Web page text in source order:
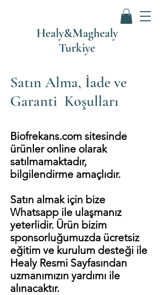
Healy&Maghealy
Turkiye
Satın Alma, İade ve
Garanti Koşulları
Biofrekans.com sitesinde
ürünler online olarak
satılmamaktadır,
bilgilendirme amaçlıdır.
Satın almak için bize
Whatsapp ile ulaşmanız
yeterlidir. Ürün bizim
sponsorluğumuzda ücretsiz
eğitim ve kurulum desteği ile
Healy Resmi Sayfasından
uzmanımızın yardımı ile
alınacaktır.